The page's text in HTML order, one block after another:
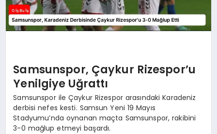
Samsunspor, Çaykur Rizespor’u
Yenilgiye Uğrattı
Samsunspor ile Çaykur Rizespor arasındaki Karadeniz
derbisi nefes kesti. Samsun Yeni 19 Mayıs
Stadyumu’nda oynanan maçta Samsunspor, rakibini
3-0 mağlup etmeyi başardı.